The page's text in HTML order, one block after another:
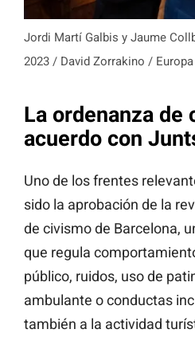
Jordi Martí Galbis y Jaume
2023 / David Zorrakino /
La ordenanza de
acuerdo con
Uno de los frentes
sido la aprobación de la
de civismo de Barcelona,
que regula
público, ruidos, uso de
ambulante o conductas
también a la actividad